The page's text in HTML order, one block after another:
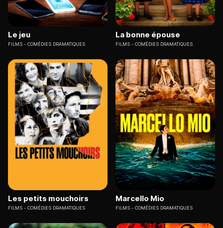
Le jeu
FILMS COMÉDIES DRAMATIQUES
La bonne épouse
FILMS COMÉDIES DRAMATIQUES
Les petits mouchoirs
FILMS COMÉDIES DRAMATIQUES
Marcello Mio
FILMS COMÉDIES DRAMATIQUES